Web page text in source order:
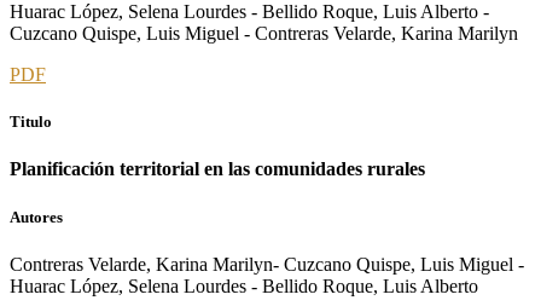
Huarac López, Selena Lourdes - Bellido Roque, Luis Alberto -
Cuzcano Quispe, Luis Miguel - Contreras Velarde, Karina Marilyn
PDF
Titulo
Planificación territorial en las comunidades rurales
Autores
Contreras Velarde, Karina Marilyn- Cuzcano Quispe, Luis Miguel -
Huarac López, Selena Lourdes - Bellido Roque, Luis Alberto